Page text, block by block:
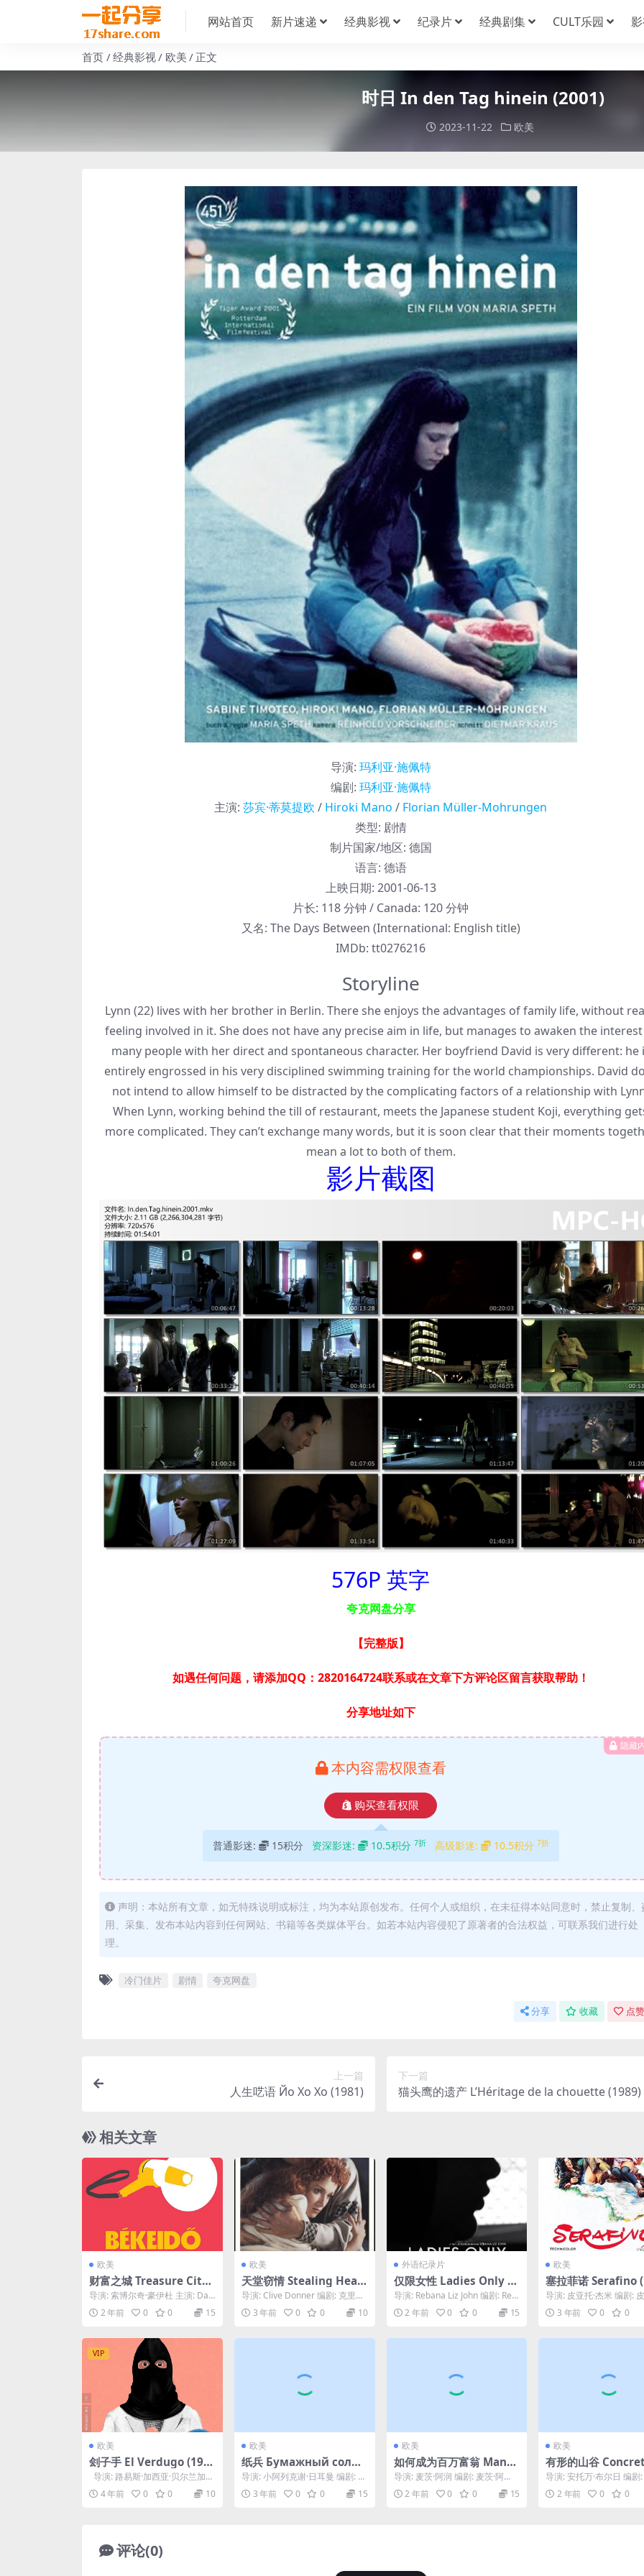
网站首页 新片速递 经典影视 纪录片 经典剧集 CULT乐园
首页 经典影视 欧美 正文
时日 In den Tag hinein (2001)
2023-11-22 欧美
导演: 玛利亚·施佩特
编剧: 玛利亚·施佩特
主演: 莎宾·蒂莫提欧 / Hiroki Mano / Florian Müller-Mohrungen
类型: 剧情
制片国家/地区: 德国
语言: 德语
上映日期: 2001-06-13
片长: 118 分钟 / Canada: 120 分钟
又名: The Days Between (International: English title)
IMDb: tt0276216
Storyline
Lynn (22) lives with her brother in Berlin. There she enjoys the advantages of family life, without
feeling involved in it. She does not have any precise aim in life, but manages to awaken the
many people with her direct and spontaneous character. Her boyfriend David is very different: he
entirely engrossed in his very disciplined swimming training for the world championships. David
not intend to allow himself to be distracted by the complicating factors of a relationship with
When Lynn, working behind the till of restaurant, meets the Japanese student Koji, everything
more complicated. They can’t exchange many words, but it is soon clear that their moments
mean a lot to both of them.
影片截图
576P 英字
夸克网盘分享
【完整版】
如遇任何问题，请添加QQ：2820164724联系或在文章下方评论区留言获取帮助！
分享地址如下
隐藏
本内容需权限查看
购买查看权限
普通影迷: 15积分 资深影迷: 10.5积分 7折 高级影迷: 10.5积分 7折
声明：本站所有文章，如无特殊说明或标注，均为本站原创发布。任何个人或组织，在未征得本站同意时，禁止复制、
用、采集、发布本站内容到任何网站、书籍等各类媒体平台。如若本站内容侵犯了原著者的合法权益，可联系我们进行处
理。
冷门佳片 剧情 夸克网盘
分享 收藏 点
上一篇
人生呓语 Йо Хо Хо (1981)
下一篇
猫头鹰的遗产 L’Héritage de la chouette (1989)
相关文章
欧美
财富之城 Treasure City
(2020)
导演: 索博尔奇·豪伊杜 主演: Dan
Boldea / Kinga Ötvö...
2 年前 0 0 15
欧美
天堂窃情 Stealing Heav
en (1989)
导演: Clive Donner 编剧: 克里斯·
布莱恩特 主演: Derek ...
3 年前 0 0 10
外语纪录片
仅限女性 Ladies Only (2
021)
导演: Rebana Liz John 编剧: Reb
ana Liz John ...
2 年前 0 0 15
欧美
塞拉菲诺 Serafino
9)
导演: 皮亚托·杰米 编剧:
杰米 / Leonardo
3 年前 0 0
VIP
欧美
刽子手 El Verdugo (196
3)
导演: 路易斯·加西亚·贝尔兰加
编剧: 恩尼奥·弗拉亚诺 / 拉...
4 年前 0 0 10
欧美
纸兵 Бумажный солда
т (2008)
导演: 小阿列克谢·日耳曼 编剧: 小
阿列克谢·日耳曼 / Vladimir A...
3 年前 0 0 15
欧美
如何成为百万富翁 Mann
en som blev miljonär
(1980)
导演: 麦茨·阿润 编剧: 麦茨·阿
润 / Catti Edfeldt / 奥尔...
2 年前 0 0 15
欧美
有形的山谷
lley (2022)
导演: 安托万·布尔日 编剧
·布尔日 / Teyama
2 年前 0 0
评论(0)